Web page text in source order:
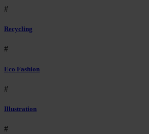
#
Recycling
#
Eco Fashion
#
Illustration
#